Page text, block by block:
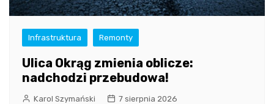
Infrastruktura Remonty
Ulica Okrąg zmienia oblicze:
nadchodzi przebudowa!
Karol Szymański 7 sierpnia 2026